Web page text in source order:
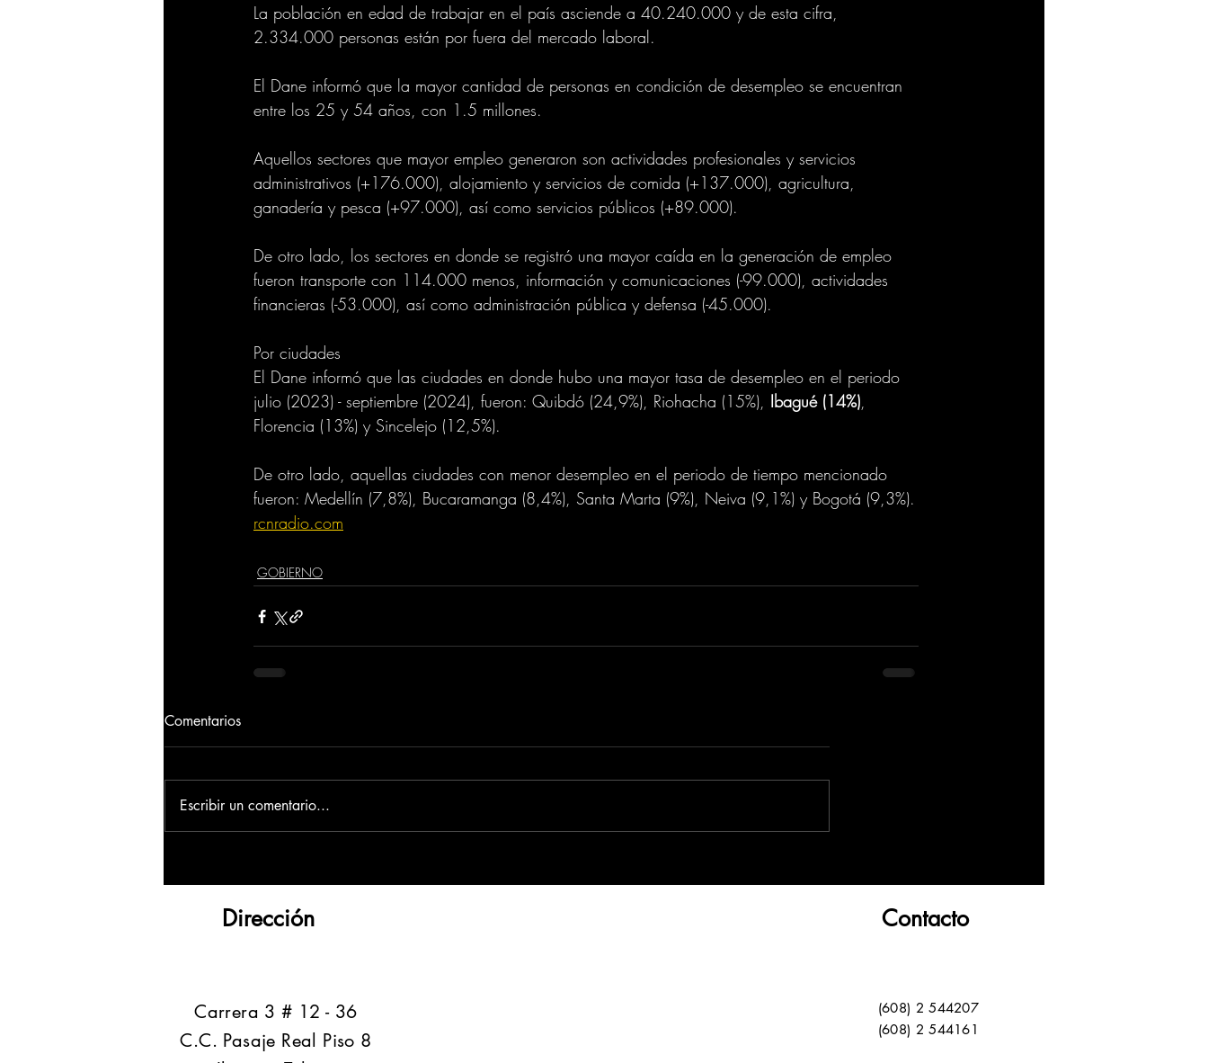
La población en edad de trabajar en el país asciende a 40.240.000 y de esta cifra,
2.334.000 personas están por fuera del mercado laboral.
El Dane informó que la mayor cantidad de personas en condición de desempleo se encuentran
entre los 25 y 54 años, con 1.5 millones.
Aquellos sectores que mayor empleo generaron son actividades profesionales y servicios
administrativos (+176.000), alojamiento y servicios de comida (+137.000), agricultura,
ganadería y pesca (+97.000), así como servicios públicos (+89.000).
De otro lado, los sectores en donde se registró una mayor caída en la generación de empleo
fueron transporte con 114.000 menos, información y comunicaciones (-99.000), actividades
financieras (-53.000), así como administración pública y defensa (-45.000).
Por ciudades
El Dane informó que las ciudades en donde hubo una mayor tasa de desempleo en el periodo
julio (2023) - septiembre (2024), fueron: Quibdó (24,9%), Riohacha (15%), Ibagué (14%),
Florencia (13%) y Sincelejo (12,5%).
De otro lado, aquellas ciudades con menor desempleo en el periodo de tiempo mencionado
fueron: Medellín (7,8%), Bucaramanga (8,4%), Santa Marta (9%), Neiva (9,1%) y Bogotá (9,3%).
rcnradio.com
GOBIERNO
Comentarios
Escribir un comentario...
Dirección
​Carrera 3 # 12 - 36
C.C. Pasaje Real Piso 8
Contacto
(608) 2 544207
(608) 2 544161